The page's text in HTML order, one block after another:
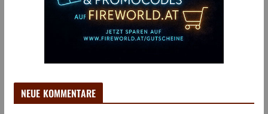
NEUE KOMMENTARE